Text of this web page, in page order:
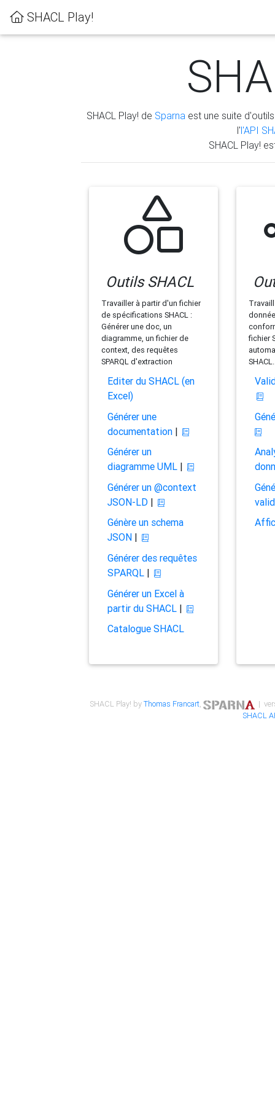
SHACL Play!
SHACL Play! de Sparna est une suite
l'l'API
SHACL Play!
Outils SHACL
Travailler à partir d'un fichier
de spécifications SHACL :
Générer une doc, un
diagramme, un fichier de
context, des requêtes
SPARQL d'extraction
Editer du SHACL (en
Excel)
Générer une
documentation|
Générer un
diagramme UML|
Générer un @context
JSON-LD|
Génère un schema
JSON|
Générer des requêtes
SPARQL|
Générer un Excel à
partir du SHACL|
Catalogue SHACL
fichier
SHACL.
SHACL Play! byThomas Francart,
|
SHACL